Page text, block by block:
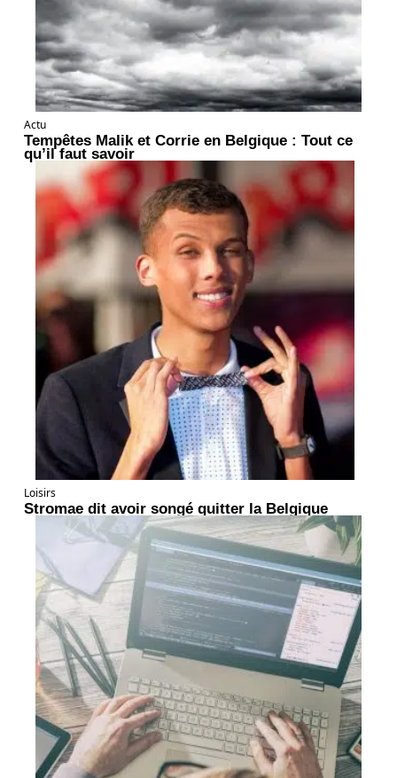
Actu
Tempêtes Malik et Corrie en Belgique : Tout ce
qu’il faut savoir
Loisirs
Stromae dit avoir songé quitter la Belgique